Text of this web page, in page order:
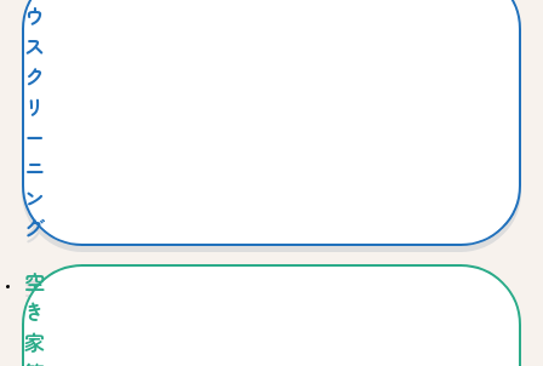
ウ
ス
ク
リ
ー
ニ
ン
グ
空
き
家